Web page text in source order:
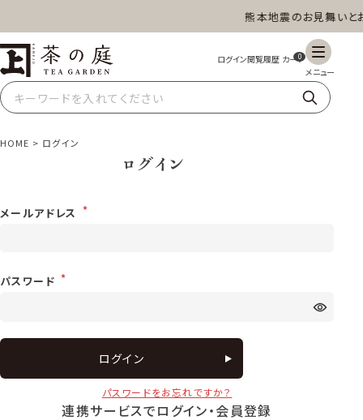
熊本地震のお見舞いと
茶の庭オンラインショップ 0
ギフト 特上高級茶 深蒸し茶 水出し茶
スイーツ
HOME ログイン
ログイン
メールアドレス
パスワード
ログイン
パスワードをお忘れですか？
連携サービスでログイン・会員登録